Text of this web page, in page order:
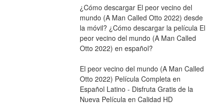
¿Cómo descargar El peor vecino del
mundo (A Man Called Otto 2022) desde
la móvil? ¿Cómo descargar la película El
peor vecino del mundo (A Man Called
Otto 2022) en español?
El peor vecino del mundo (A Man Called
Otto 2022) Película Completa en
Español Latino - Disfruta Gratis de la
Nueva Película en Calidad HD